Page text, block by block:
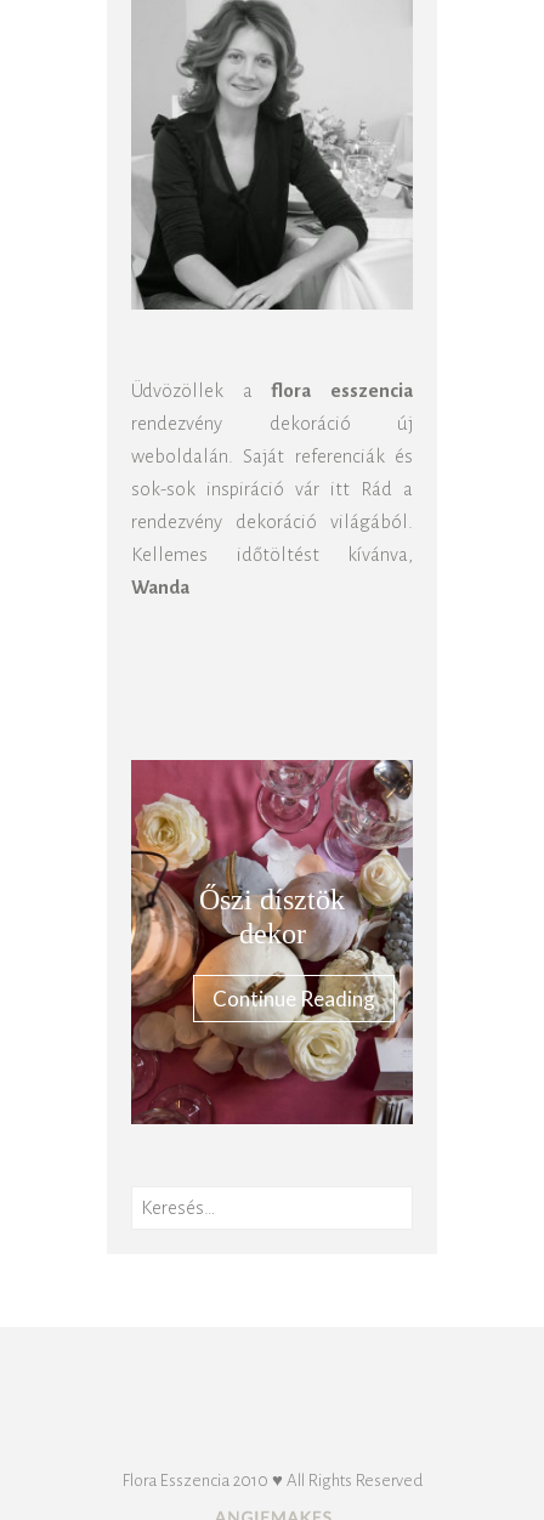
Üdvözöllek aflora esszencia
rendezvény dekoráció új
weboldalán. Saját referenciák és
sok-sok inspiráció vár itt Rád a
rendezvény dekoráció világából.
Kellemes időtöltést kívánva,
Wanda
Őszi dísztök
dekor
Continue Reading
Keresés:
Flora Esszencia 2010 ♥ All Rights Reserved